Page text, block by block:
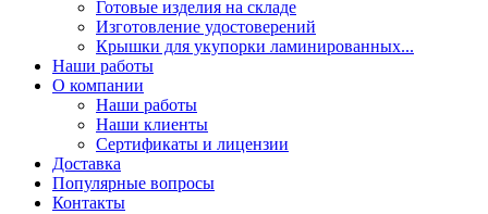
Готовые изделия на складе
Изготовление удостоверений
Крышки для укупорки ламинированных...
Наши работы
О компании
Наши работы
Наши клиенты
Сертификаты и лицензии
Доставка
Популярные вопросы
Контакты